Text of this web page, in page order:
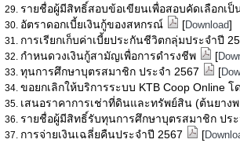
รายชื่อผู้มีสิทธิ์สอบข้อเขียนเพื่อสอบคัดเลือกเ
อัตราดอกเบี้ยเงินกู้ของสหกรณ์
[Download]
การเรียกเก็บค่าเบี้ยประกันชีวิตกลุ่มประจำปี
กำหนดวงเงินกู้สามัญเพื่อการดำรงชีพ
[
ทุนการศึกษาบุตรสมาชิก ประจำ 2567
[
ขอยกเลิกให้บริการระบบ KTB Coop Online
เสนอราคาการเช่าที่ดินและทรัพย์สิน (ต้นยางพ
รายชื่อผู้มีสิทธิ์รับทุนการศึกษาบุตรสมาชิก ประ
การจ่ายเงินเฉลี่ยคืนประจำปี 2567
[